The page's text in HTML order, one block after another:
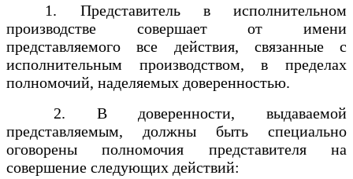
1. Представитель в исполнительном
производстве совершает от имени
представляемого все действия, связанные с
исполнительным производством, в пределах
полномочий, наделяемых доверенностью.
2. В доверенности, выдаваемой
представляемым, должны быть специально
оговорены полномочия представителя на
совершение следующих действий: